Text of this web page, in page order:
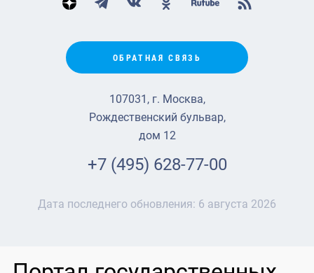
ОБРАТНАЯ СВЯЗЬ
107031, г. Москва,
Рождественский бульвар,
дом 12
+7 (495) 628-77-00
Дата последнего обновления: 6 августа 2026